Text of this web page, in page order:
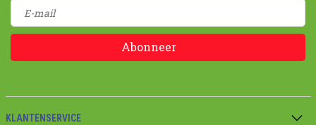
Abonneer
KLANTENSERVICE